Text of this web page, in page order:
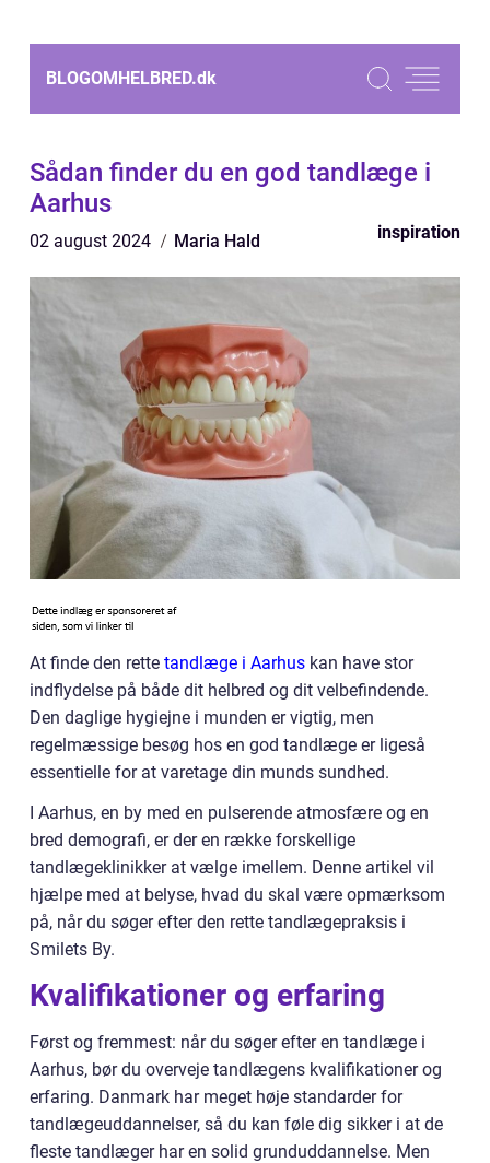
BLOGOMHELBRED.dk
Sådan finder du en god tandlæge i
Aarhus
02 august 2024 Maria Hald inspiration
At finde den rette tandlæge i Aarhus kan have stor
indflydelse på både dit helbred og dit velbefindende.
Den daglige hygiejne i munden er vigtig, men
regelmæssige besøg hos en god tandlæge er ligeså
essentielle for at varetage din munds sundhed.
I Aarhus, en by med en pulserende atmosfære og en
bred demografi, er der en række forskellige
tandlægeklinikker at vælge imellem. Denne artikel vil
hjælpe med at belyse, hvad du skal være opmærksom
på, når du søger efter den rette tandlægepraksis i
Smilets By.
Kvalifikationer og erfaring
Først og fremmest: når du søger efter en tandlæge i
Aarhus, bør du overveje tandlægens kvalifikationer og
erfaring. Danmark har meget høje standarder for
tandlægeuddannelser, så du kan føle dig sikker i at de
fleste tandlæger har en solid grunduddannelse. Men